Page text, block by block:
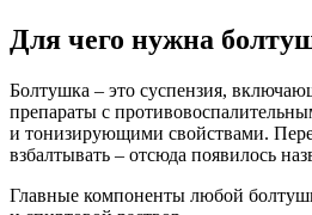
Для чего нужна
Болтушка – это суспензия,
препараты с
и тонизирующими свойствами.
взбалтывать ‒ отсюда появилось
Главные компоненты любой